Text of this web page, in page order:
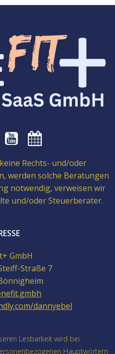
Rechts- und/oder
werden solche Beratungen
notwendig, verweisen wir
und/oder Steuerberater.
GmbH
Straße 7
dannyebel
Lesbarkeit wird bei
Hauptwörtern